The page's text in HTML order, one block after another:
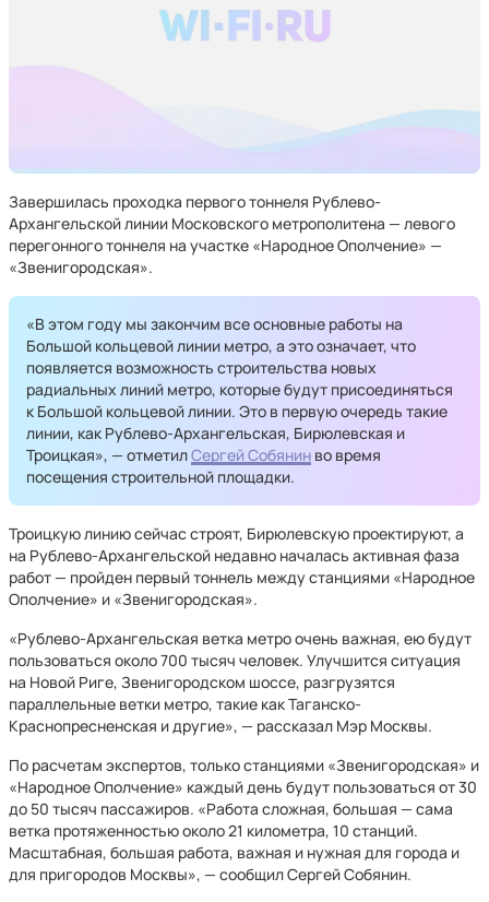
Завершилась проходка первого тоннеля Рублево-
Архангельской линии Московского метрополитена — левого
перегонного тоннеля на участке «Народное Ополчение» —
«Звенигородская».
«В этом году мы закончим все основные работы на
Большой кольцевой линии метро, а это означает, что
появляется возможность строительства новых
радиальных линий метро, которые будут присоединяться
к Большой кольцевой линии. Это в первую очередь такие
линии, как Рублево-Архангельская, Бирюлевская и
Троицкая», — отметилСергей Собянин во время
посещения строительной площадки.
Троицкую линию сейчас строят, Бирюлевскую проектируют, а
на Рублево-Архангельской недавно началась активная фаза
работ — пройден первый тоннель между станциями «Народное
Ополчение» и «Звенигородская».
«Рублево-Архангельская ветка метро очень важная, ею будут
пользоваться около 700 тысяч человек. Улучшится ситуация
на Новой Риге, Звенигородском шоссе, разгрузятся
параллельные ветки метро, такие как Таганско-
Краснопресненская и другие», — рассказал Мэр Москвы.
По расчетам экспертов, только станциями «Звенигородская» и
«Народное Ополчение» каждый день будут пользоваться от 30
до 50 тысяч пассажиров. «Работа сложная, большая — сама
ветка протяженностью около 21 километра, 10 станций.
Масштабная, большая работа, важная и нужная для города и
для пригородов Москвы», — сообщил Сергей Собянин.